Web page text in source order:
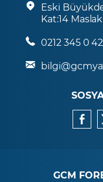
Eski
Kat:14
0212 345 0
GCM